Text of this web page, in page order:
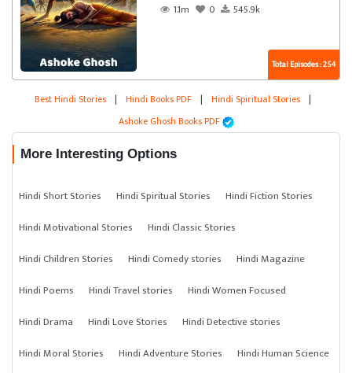
1.1m
0 545.9k
Total Episodes : 254
Best Hindi Stories | Hindi Books PDF | Hindi Spiritual Stories |
Ashoke Ghosh Books PDF
More Interesting Options
Hindi Short Stories Hindi Spiritual Stories
Hindi Fiction Stories
Hindi Motivational Stories
Hindi Classic Stories
Hindi Children Stories
Hindi Comedy stories
Hindi Magazine
Hindi Poems
Hindi Travel stories
Hindi Women Focused
Hindi Drama
Hindi Love Stories
Hindi Detective stories
Hindi Moral Stories
Hindi Adventure Stories Hindi Human Science